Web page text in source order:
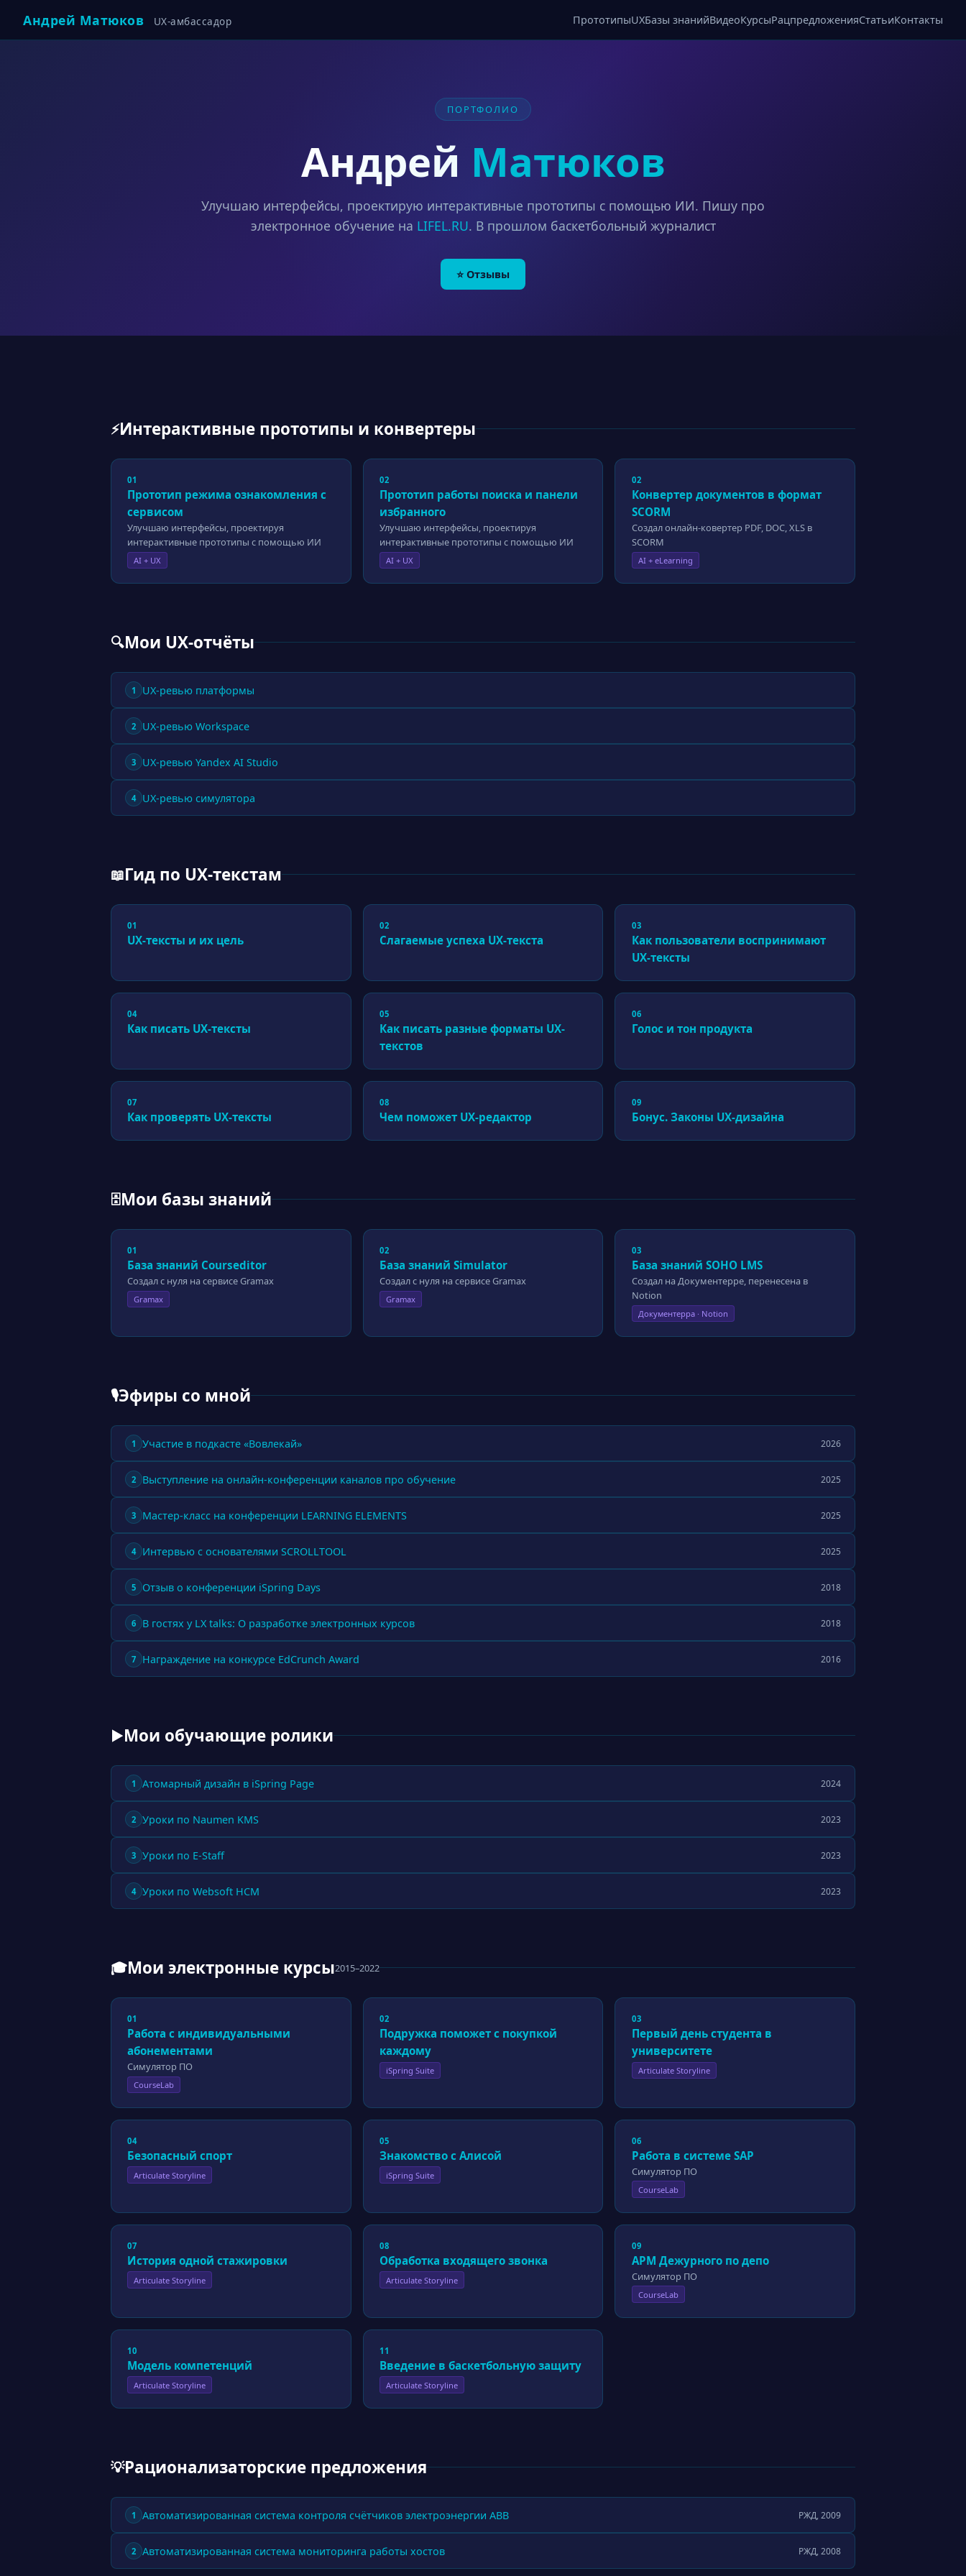
Андрей Матюков UX-амбассадор ПрототипыUXБазы знанийВидеоКурсыРацпредложенияСтатьиКонтакты
ПОРТФОЛИО
Андрей Матюков
Улучшаю интерфейсы, проектирую интерактивные прототипы с помощью ИИ. Пишу про
электронное обучение на LIFEL.RU. В прошлом баскетбольный журналист
⭐ Отзывы
⚡Интерактивные прототипы и конвертеры
01
Прототип режима ознакомления с
сервисом
Улучшаю интерфейсы, проектируя
интерактивные прототипы с помощью ИИ
AI + UX
02
Прототип работы поиска и панели
избранного
Улучшаю интерфейсы, проектируя
интерактивные прототипы с помощью ИИ
AI + UX
02
Конвертер документов в формат
SCORM
Создал онлайн-ковертер PDF, DOC, XLS в
SCORM
AI + eLearning
🔍Мои UX-отчёты
1 UX-ревью платформы
2 UX-ревью Workspace
3 UX-ревью Yandex AI Studio
4 UX-ревью симулятора
📖Гид по UX-текстам
01
UX-тексты и их цель
02
Слагаемые успеха UX-текста
03
Как пользователи воспринимают
UX-тексты
04
Как писать UX-тексты
05
Как писать разные форматы UX-
текстов
06
Голос и тон продукта
07
Как проверять UX-тексты
08
Чем поможет UX-редактор
09
Бонус. Законы UX-дизайна
🗄Мои базы знаний
01
База знаний Courseditor
Создал с нуля на сервисе Gramax
Gramax
02
База знаний Simulator
Создал с нуля на сервисе Gramax
Gramax
03
База знаний SOHO LMS
Создал на Документерре, перенесена в
Notion
Документерра · Notion
🎙Эфиры со мной
1 Участие в подкасте «Вовлекай» 2026
2 Выступление на онлайн-конференции каналов про обучение 2025
3 Мастер-класс на конференции LEARNING ELEMENTS 2025
4 Интервью с основателями SCROLLTOOL 2025
5 Отзыв о конференции iSpring Days 2018
6 В гостях у LX talks: О разработке электронных курсов 2018
7 Награждение на конкурсе EdCrunch Award 2016
▶Мои обучающие ролики
1 Атомарный дизайн в iSpring Page 2024
2 Уроки по Naumen KMS 2023
3 Уроки по E-Staff 2023
4 Уроки по Websoft HCM 2023
🎓Мои электронные курсы2015–2022
01
Работа с индивидуальными
абонементами
Симулятор ПО
CourseLab
02
Подружка поможет с покупкой
каждому
iSpring Suite
03
Первый день студента в
университете
Articulate Storyline
04
Безопасный спорт
Articulate Storyline
05
Знакомство с Алисой
iSpring Suite
06
Работа в системе SAP
Симулятор ПО
CourseLab
07
История одной стажировки
Articulate Storyline
08
Обработка входящего звонка
Articulate Storyline
09
АРМ Дежурного по депо
Симулятор ПО
CourseLab
10
Модель компетенций
Articulate Storyline
11
Введение в баскетбольную защиту
Articulate Storyline
💡Рационализаторские предложения
1 Автоматизированная система контроля счётчиков электроэнергии ABB РЖД, 2009
2 Автоматизированная система мониторинга работы хостов РЖД, 2008